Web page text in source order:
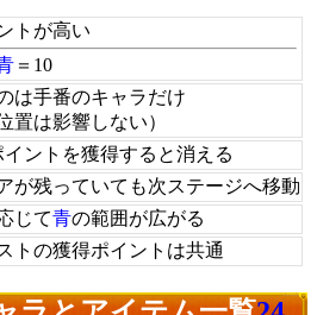
トが高い
＝10
は手番のキャラだけ
置は影響しない）
ントを獲得すると消える
が残っていても次ステージへ移動
じて青の範囲が広がる
トの獲得ポイントは共通